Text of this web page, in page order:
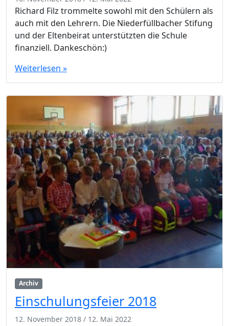
Richard Filz trommelte sowohl mit den Schülern als
auch mit den Lehrern. Die Niederfüllbacher Stifung
und der Eltenbeirat unterstützten die Schule
finanziell. Dankeschön:)
Weiterlesen »
Archiv
Einschulungsfeier 2018
12. November 2018 / 12. Mai 2022